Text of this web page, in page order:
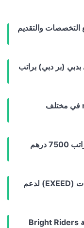
التخصصات والتقديم
(بر دبي) براتب
وظائف شركة مسافي masafi careers في مختلف
فرص عمل في الجميرا لجميع المؤهلات راتب 7500 درهم
مقابلات توظيف فورية في الغرير للسيارات (EXEED) لدعم
وظائف تعليمية وإدارية شاغرة في مدرسة Bright Riders